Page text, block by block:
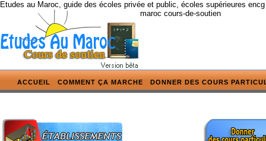
Etudes au Maroc, guide des écoles privée et public, écoles supérieures
maroc cours-de-soutien
ACCUEIL COMMENT ÇA MARCHE DONNER DES COURS